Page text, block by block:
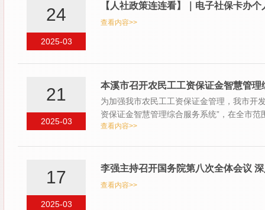
2025-03
24 【人社政策连连看】｜电子社保卡办
查看内容>>
2025-03
21 本溪市召开农民工工资保证金智慧管
为加强我市农民工工资保证金管理，我市开
资保证金智慧管理综合服务系统”，在全市
人…
查看内容>>
2025-03
17 李强主持召开国务院第八次全体会议
查看内容>>